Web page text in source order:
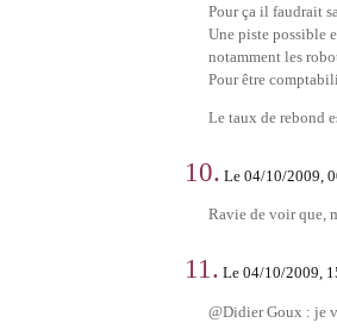
Pour ça il faudrait
Une piste possible
notamment les
Pour être
Le taux de rebond
10. Le 04/10/2009,
Ravie de voir que,
11. Le 04/10/2009,
@Didier Goux : je